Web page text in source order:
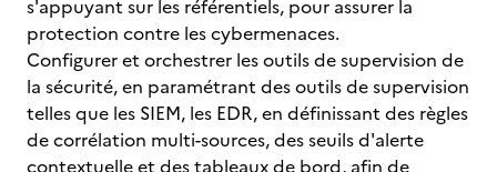
s'appuyant sur les référentiels, pour assurer la
protection contre les cybermenaces.
Configurer et orchestrer les outils de supervision de
la sécurité, en paramétrant des outils de supervision
telles que les SIEM, les EDR, en définissant des règles
de corrélation multi-sources, des seuils d'alerte
contextuelle et des tableaux de bord, afin de